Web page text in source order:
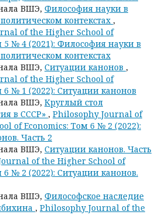
ВШЭ, Философия науки в
контекстах ,
of the Higher School of
5 № 4 (2021): Философия науки в
контекстах
ВШЭ, Ситуации канонов ,
of the Higher School of
6 № 1 (2022): Ситуации канонов
ВШЭ, Круглый стол
в СССР» , Philosophy Journal of
of Economics: Том 6 № 2 (2022):
Часть 2
ВШЭ, Ситуации канонов. Часть
of the Higher School of
6 № 2 (2022): Ситуации канонов.
ВШЭ, Философское наследие
, Philosophy Journal of the